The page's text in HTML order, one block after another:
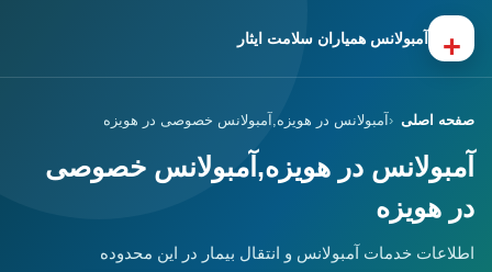
+ آمبولانس همیاران سلامت ایثار
صفحه اصلی آمبولانس در هویزه,آمبولانس خصوصی در هویزه
آمبولانس در هویزه,آمبولانس خصوصی
در هویزه
اطلاعات خدمات آمبولانس و انتقال بیمار در این محدوده